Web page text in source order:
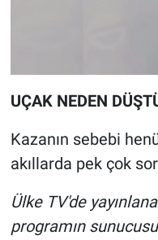
UÇAK NEDEN
Kazanın sebebi
akıllarda pek çok
Ülke TV'de
programın